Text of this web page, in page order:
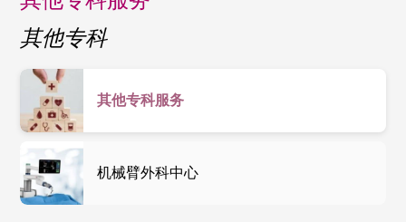
其他专科
其他专科服务
机械臂外科中心